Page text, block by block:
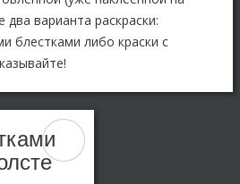
варианта раскраски:
блестками либо краски с